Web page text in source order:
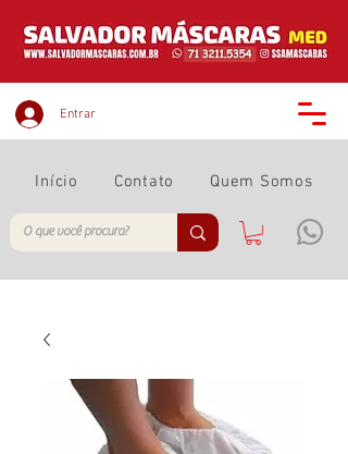
Início Contato Quem Somos
Entrar